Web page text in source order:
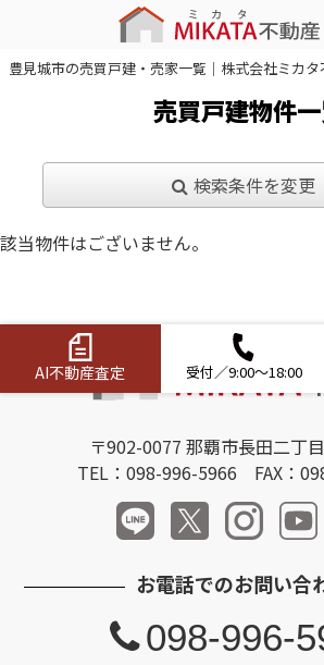
豊見城市の売買戸建・売家一覧｜株式会社ミカタ
売買戸建物件
検索条件を変更
該当物件はございません。
AI不動産査定 受付／9:00～18:00
〒902-0077 那覇市長田二丁
TEL：098-996-5966 FAX：
お電話でのお問い合
098-996-